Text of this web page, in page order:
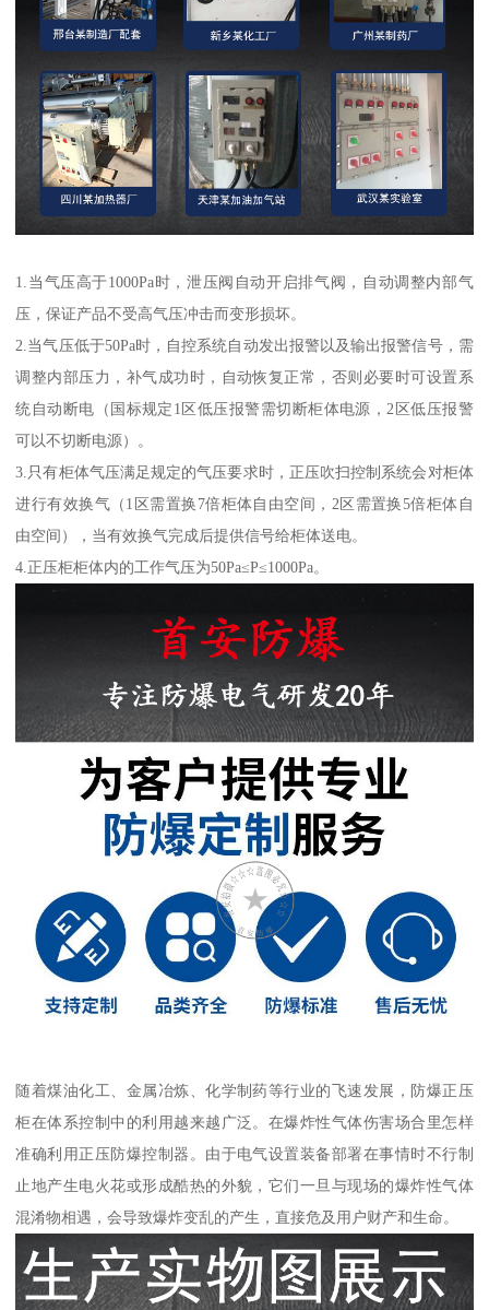
1.当气压高于1000Pa时，泄压阀自动开启排气阀，自动调整内部气
压，保证产品不受高气压冲击而变形损坏。
2.当气压低于50Pa时，自控系统自动发出报警以及输出报警信号，需
调整内部压力，补气成功时，自动恢复正常，否则必要时可设置系
统自动断电（国标规定1区低压报警需切断柜体电源，2区低压报警
可以不切断电源）。
3.只有柜体气压满足规定的气压要求时，正压吹扫控制系统会对柜体
进行有效换气（1区需置换7倍柜体自由空间，2区需置换5倍柜体自
由空间），当有效换气完成后提供信号给柜体送电。
4.正压柜柜体内的工作气压为50Pa≤P≤1000Pa。
随着煤油化工、金属冶炼、化学制药等行业的飞速发展，防爆正压
柜在体系控制中的利用越来越广泛。在爆炸性气体伤害场合里怎样
准确利用正压防爆控制器。由于电气设置装备部署在事情时不行制
止地产生电火花或形成酷热的外貌，它们一旦与现场的爆炸性气体
混淆物相遇，会导致爆炸变乱的产生，直接危及用户财产和生命。